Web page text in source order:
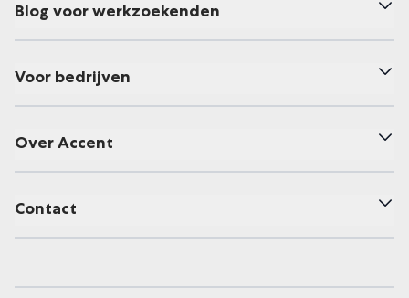
Blog voor werkzoekenden
Voor bedrijven
Over Accent
Contact